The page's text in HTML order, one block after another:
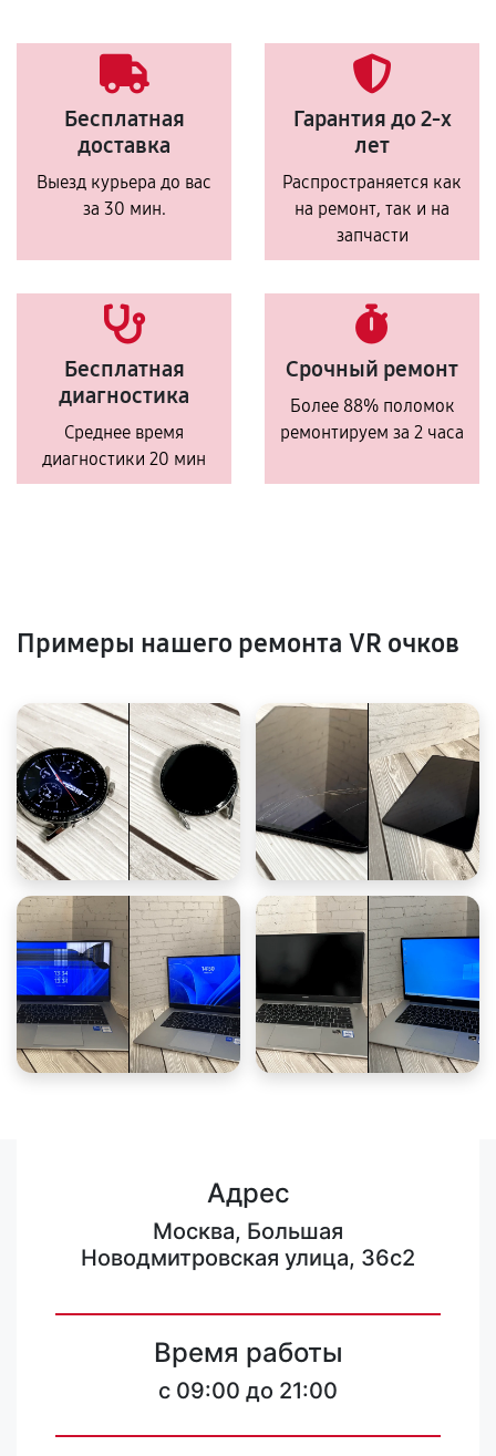
Бесплатная
доставка
Выезд курьера до вас
за 30 мин.
Гарантия до 2-х
лет
Распространяется как
на ремонт, так и на
запчасти
Бесплатная
диагностика
Среднее время
диагностики 20 мин
Срочный ремонт
Более 88% поломок
ремонтируем за 2 часа
Примеры нашего ремонта VR очков
Адрес
Москва, Большая
Новодмитровская улица, 36с2
Время работы
c 09:00 до 21:00